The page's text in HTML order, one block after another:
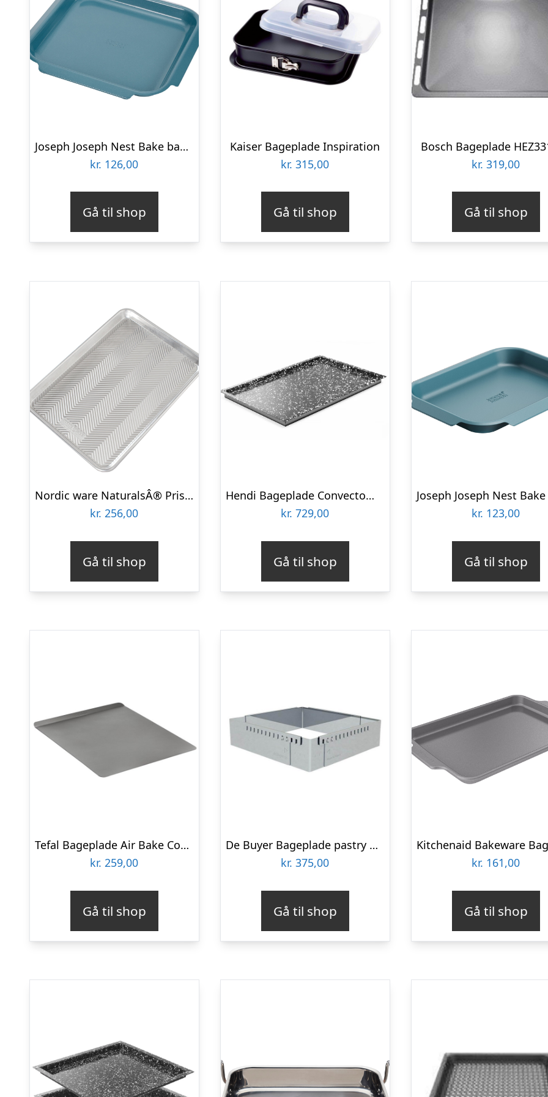
Joseph Joseph Nest Bake bageplade medium, blå
kr. 126,00
Gå til shop
Kaiser Bageplade Inspiration
kr. 315,00
Gå til shop
Bosch Bageplade
kr. 319,00
Gå til shop
Nordic ware NaturalsÂ® Prism Jelly Roll bageplade, 40 cm
kr. 256,00
Gå til shop
Hendi Bageplade Convectomat Classic 600x400mm Metal
kr. 729,00
Gå til shop
kr. 123,00
Gå til shop
Tefal Bageplade Air Bake Cookie sheet 30×35 cm
kr. 259,00
Gå til shop
De Buyer Bageplade pastry mold – 30 x 30 cm to 57 x 57 cm
kr. 375,00
Gå til shop
kr. 161,00
Gå til shop